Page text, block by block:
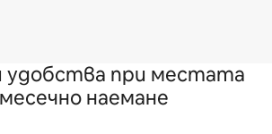
удобства при местата
наемане